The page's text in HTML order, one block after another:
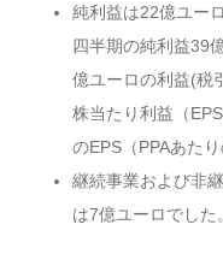
純利益は22億ユー
四半期の純利益39
億ユーロの利益(税
株当たり利益（
のEPS（PPAあた
継続事業および非
は7億ユーロでした。